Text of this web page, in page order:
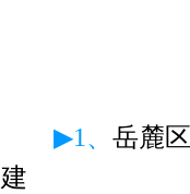
▶1、 岳麓
建